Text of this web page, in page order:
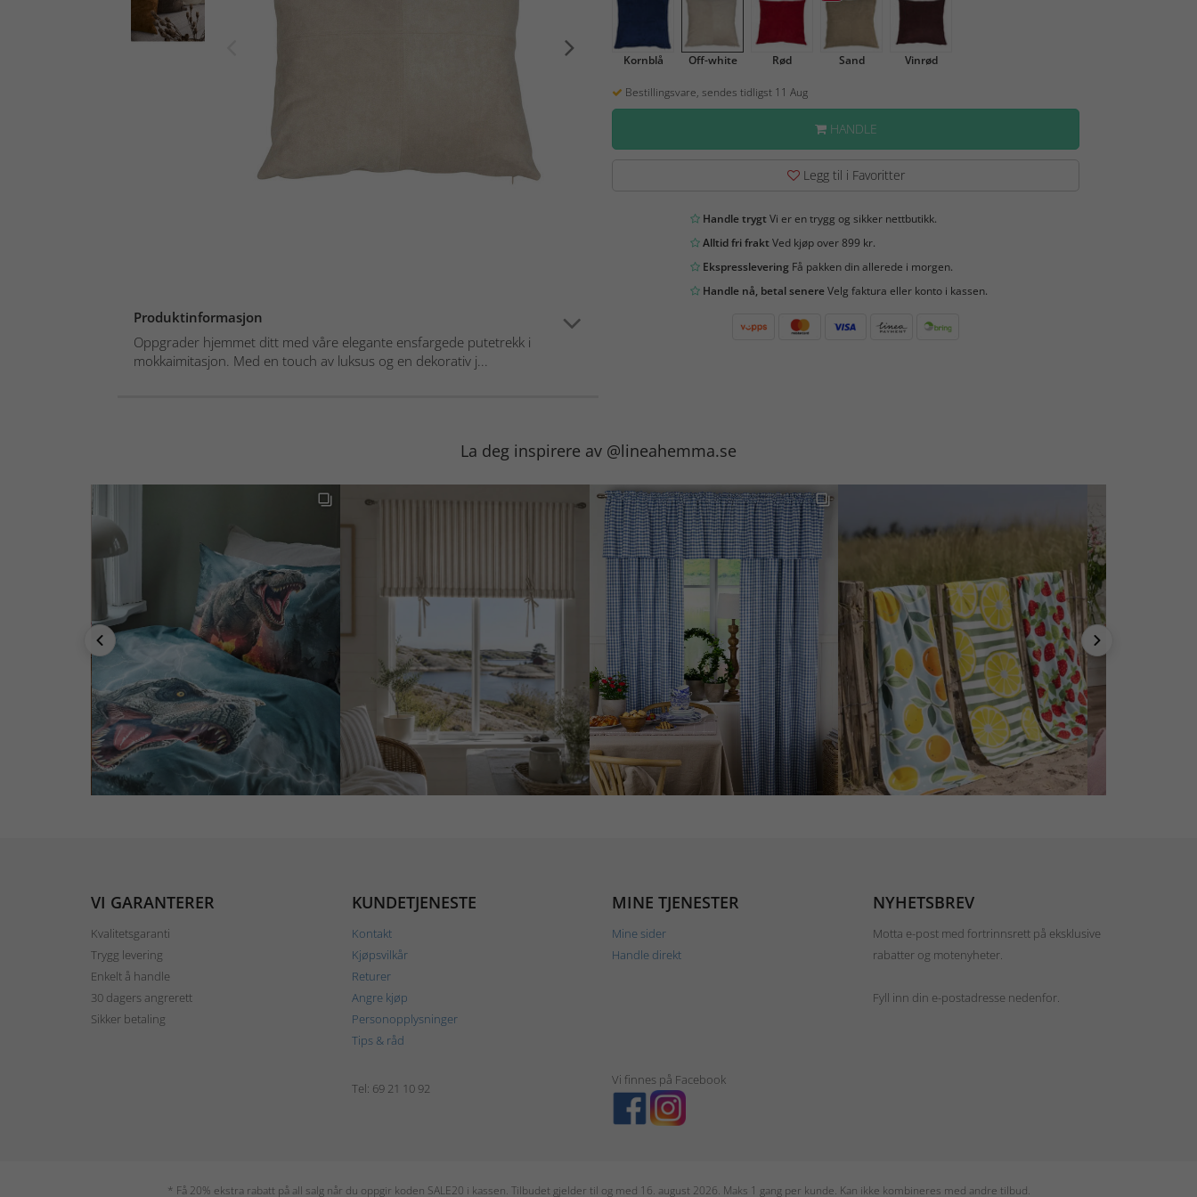
Produktinformasjon
Oppgrader hjemmet ditt med våre elegante ensfargede putetrekk i
mokkaimitasjon. Med en touch av luksus og en dekorativ j...
Kornblå Off-white Rød Sand Vinrød
Bestillingsvare, sendes tidligst 11 Aug
HANDLE
Legg til i Favoritter
Handle trygtVi er en trygg og sikker nettbutikk.
Alltid fri fraktVed kjøp over 899 kr.
EkspressleveringFå pakken din allerede i morgen.
Handle nå, betal senereVelg faktura eller konto i kassen.
La deg inspirere av @lineahemma.se
VI GARANTERER
Kvalitetsgaranti
Trygg levering
Enkelt å handle
30 dagers angrerett
Sikker betaling
KUNDETJENESTE
Kontakt
Kjøpsvilkår
Returer
Angre kjøp
Personopplysninger
Tips & råd
MINE TJENESTER
Mine sider
Handle direkt
NYHETSBREV
Motta e-post med fortrinnsrett på eksklusive
rabatter og motenyheter.
Fyll inn din e-postadresse nedenfor.
Tel: 69 21 10 92
Vi finnes på Facebook
* Få 20% ekstra rabatt på all salg når du oppgir koden SALE20 i kassen. Tilbudet gjelder til og med 16. august 2026. Maks 1 gang per kunde. Kan ikke kombineres med andre tilbud.